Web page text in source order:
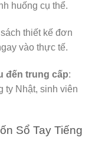
huống cụ thể.
thiết kế đơn
vào thực tế.
đến trung cấp:
ty Nhật, sinh viên
Sổ Tay Tiếng